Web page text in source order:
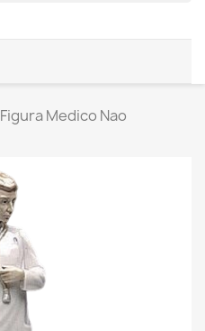
Figura Medico Nao